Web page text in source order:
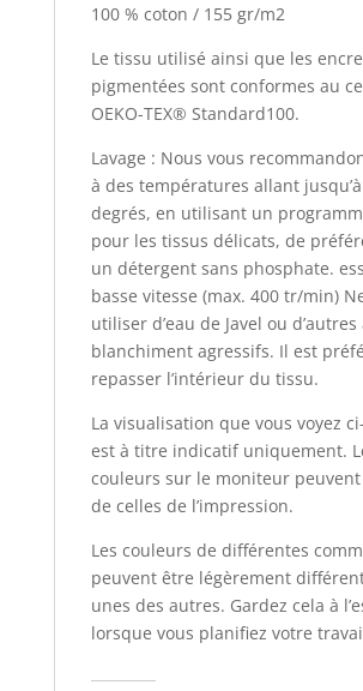
100 % coton / 155 gr/m2
Le tissu utilisé ainsi que les
pigmentées sont conformes au
OEKO-TEX® Standard100.
Lavage : Nous vous
à des températures allant
degrés, en utilisant un
pour les tissus délicats, de
un détergent sans phosphate.
basse vitesse (max. 400 tr/min)
utiliser d’eau de Javel ou
blanchiment agressifs. Il est
repasser l’intérieur du tissu.
La visualisation que vous voyez
est à titre indicatif uniquement.
couleurs sur le moniteur
de celles de l’impression.
Les couleurs de différentes
peuvent être légèrement
unes des autres. Gardez cela à
lorsque vous planifiez votre